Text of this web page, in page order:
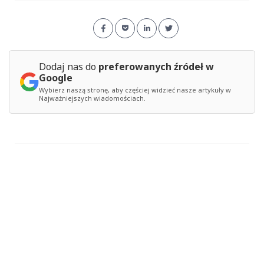
Dodaj nas do preferowanych źródeł w
Google
Wybierz naszą stronę, aby częściej widzieć nasze artykuły w
Najważniejszych wiadomościach.